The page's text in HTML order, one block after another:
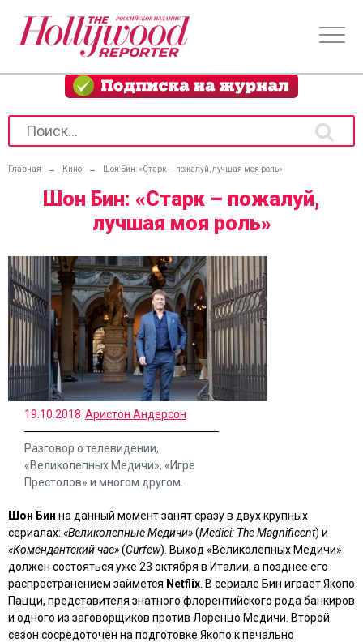
Главная → Кино → Шон Бин: «Старк – пожалуй, лучшая моя роль»
Шон Бин: «Старк – пожалуй,
лучшая моя роль»
19.10.2018 Аристон Андерсон
Разговор о телевидении,
«Великолепных Медичи», «Игре
Престолов» и многом другом.
Шон Бин на данный момент занят сразу в двух крупных
сериалах: «Великолепные Медичи»(Medici: The Magnificent) и
«Комендантский час»(Curfew). Выход «Великолепных Медичи»
должен состояться уже 23 октября в Италии, а позднее его
распространением займется Netflix . В сериале Бин играет Якопо
Пацци, представителя знатного флорентийского рода банкиров
и одного из заговорщиков против Лоренцо Медичи. Второй
сезон сосредоточен на подготовке Якопо к печально